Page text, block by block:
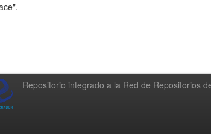
Repositorio integrado a la Red de Repositorios